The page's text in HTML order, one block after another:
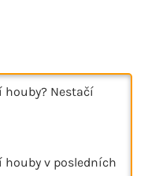
Nestačí
v posledních